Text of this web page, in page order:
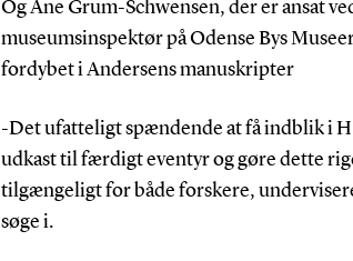
Og Ane Grum-Schwensen, der er ansat
museumsinspektør på Odense Bys
fordybet i Andersens manuskripter
-Det ufatteligt spændende at få indblik i
udkast til færdigt eventyr og gøre dette
tilgængeligt for både forskere,
søge i.